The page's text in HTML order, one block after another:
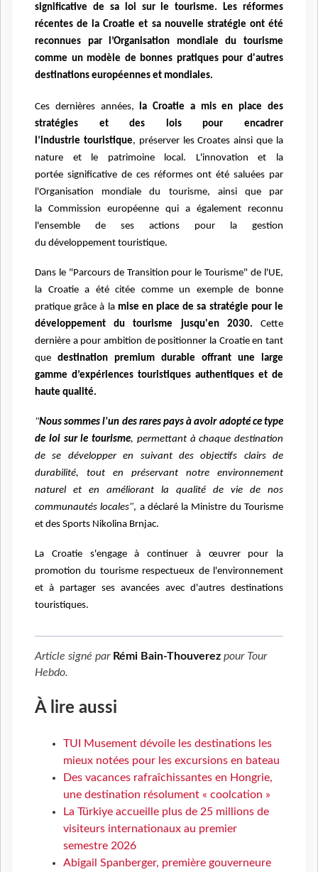
significative de sa loi sur le tourisme. Les réformes
récentes de la Croatie et sa nouvelle stratégie ont été
reconnues par l’Organisation mondiale du tourisme
comme un modèle de bonnes pratiques pour d'autres
destinations européennes et mondiales.
Ces dernières années, la Croatie a mis en place des
stratégies et des lois pour encadrer
l’industrie touristique, préserver les Croates ainsi que la
nature et le patrimoine local. L'innovation et la
portée significative de ces réformes ont été saluées par
l'Organisation mondiale du tourisme, ainsi que par
la Commission européenne qui a également reconnu
l'ensemble de ses actions pour la gestion
du développement touristique.
Dans le "Parcours de Transition pour le Tourisme" de l'UE,
la Croatie a été citée comme un exemple de bonne
pratique grâce à la mise en place de sa stratégie pour le
développement du tourisme jusqu'en 2030. Cette
dernière a pour ambition de positionner la Croatie en tant
que destination premium durable offrant une large
gamme d’expériences touristiques authentiques et de
haute qualité.
"Nous sommes l'un des rares pays à avoir adopté ce type
de loi sur le tourisme, permettant à chaque destination
de se développer en suivant des objectifs clairs de
durabilité, tout en préservant notre environnement
naturel et en améliorant la qualité de vie de nos
communautéslocales", a déclaré la Ministre du Tourisme
et des Sports Nikolina Brnjac.
La Croatie s'engage à continuer à œuvrer pour la
promotion du tourisme respectueux de l'environnement
et à partager ses avancées avec d'autres destinations
touristiques.
Article signé par Rémi Bain-Thouverez pour Tour
Hebdo.
À lire aussi
TUI Musement dévoile les destinations les
mieux notées pour les excursions en bateau
Des vacances rafraîchissantes en Hongrie,
une destination résolument « coolcation »
La Türkiye accueille plus de 25 millions de
visiteurs internationaux au premier
semestre 2026
Abigail Spanberger, première gouverneure